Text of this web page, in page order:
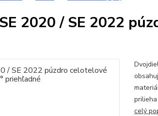
2020 / SE 2022
celý